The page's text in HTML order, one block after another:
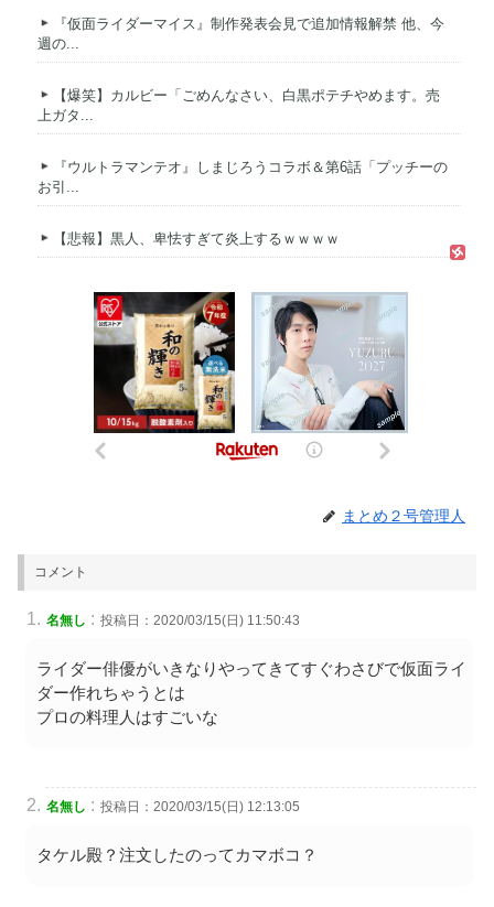
『仮面ライダーマイス』制作発表会見で追加情報解禁 他、今
週の...
【爆笑】カルビー「ごめんなさい、白黒ポテチやめます。売
上ガタ...
『ウルトラマンテオ』しまじろうコラボ＆第6話「プッチーの
お引...
【悲報】黒人、卑怯すぎて炎上するｗｗｗｗ
まとめ２号管理人
コメント
名無し : 投稿日：2020/03/15(日) 11:50:43
ライダー俳優がいきなりやってきてすぐわさびで仮面ライ
ダー作れちゃうとは
プロの料理人はすごいな
名無し : 投稿日：2020/03/15(日) 12:13:05
タケル殿？注文したのってカマボコ？